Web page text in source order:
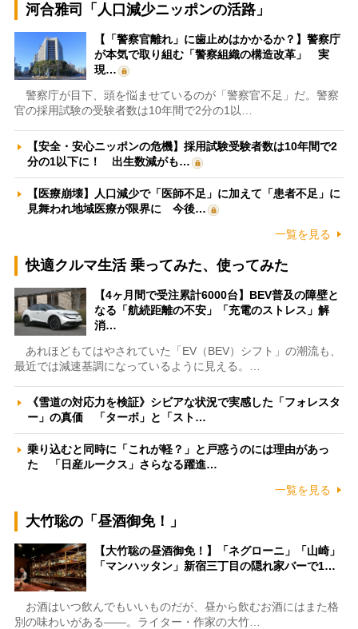
河合雅司「人口減少ニッポンの活路」
【「警察官離れ」に歯止めはかかるか？】警察庁
が本気で取り組む「警察組織の構造改革」 実
現…
警察庁が目下、頭を悩ませているのが「警察官不足」だ。警察
官の採用試験の受験者数は10年間で2分の1以…
【安全・安心ニッポンの危機】採用試験受験者数は10年間で2
分の1以下に！ 出生数減がも…
【医療崩壊】人口減少で「医師不足」に加えて「患者不足」に
見舞われ地域医療が限界に 今後…
一覧を見る
快適クルマ生活 乗ってみた、使ってみた
【4ヶ月間で受注累計6000台】BEV普及の障壁と
なる「航続距離の不安」「充電のストレス」解
消…
あれほどもてはやされていた「EV（BEV）シフト」の潮流も、
最近では減速基調になっているように見える。…
《雪道の対応力を検証》シビアな状況で実感した「フォレスタ
ー」の真価 「ターボ」と「スト…
乗り込むと同時に「これが軽？」と戸惑うのには理由があっ
た 「日産ルークス」さらなる躍進…
一覧を見る
大竹聡の「昼酒御免！」
【大竹聡の昼酒御免！】「ネグローニ」「山崎」
「マンハッタン」新宿三丁目の隠れ家バーで1…
お酒はいつ飲んでもいいものだが、昼から飲むお酒にはまた格
別の味わいがある――。ライター・作家の大竹…